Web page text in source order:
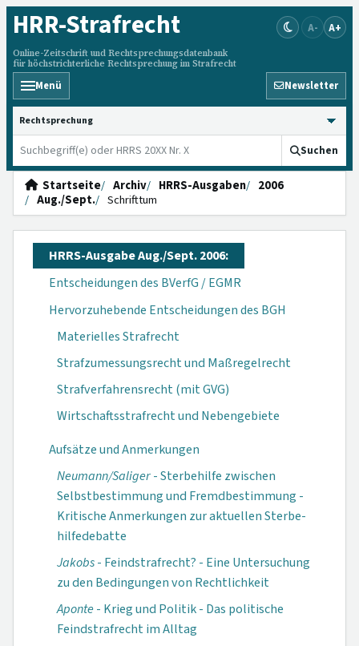
HRR-Strafrecht
Online-Zeitschrift und Rechtsprechungsdatenbank
für höchstrichterliche Rechtsprechung im Strafrecht
A- A+
Menü Newsletter
HRRS durchsuchen
Suchen
Startseite Archiv HRRS-Ausgaben
2006
Aug./Sept.
Schrifttum
HRRS-Ausgabe Aug./Sept. 2006:
Entscheidungen des BVerfG / EGMR
Hervorzuhebende Entscheidungen des BGH
Materielles Strafrecht
Strafzumessungsrecht und Maßregelrecht
Strafverfahrensrecht (mit GVG)
Wirtschaftsstrafrecht und Nebengebiete
Aufsätze und Anmerkungen
Neumann/Saliger- Sterbehilfe zwi­schen
Selbstbe­stimmung und Fremdbestimmung -
Kritische Anmer­kungen zur aktu­ellen Sterbe­
hilfedebatte
Jakobs- Feind­strafrecht? - Eine Untersuchung
zu den Beding­ungen von Recht­lichkeit
Aponte- Krieg und Politik - Das polit­ische
Feindstraf­recht im Alltag